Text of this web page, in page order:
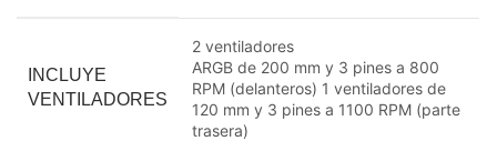
INCLUYE
VENTILADORES
2 ventiladores
ARGB de 200 mm y 3 pines a 800
RPM (delanteros) 1 ventiladores de
120 mm y 3 pines a 1100 RPM (parte
trasera)